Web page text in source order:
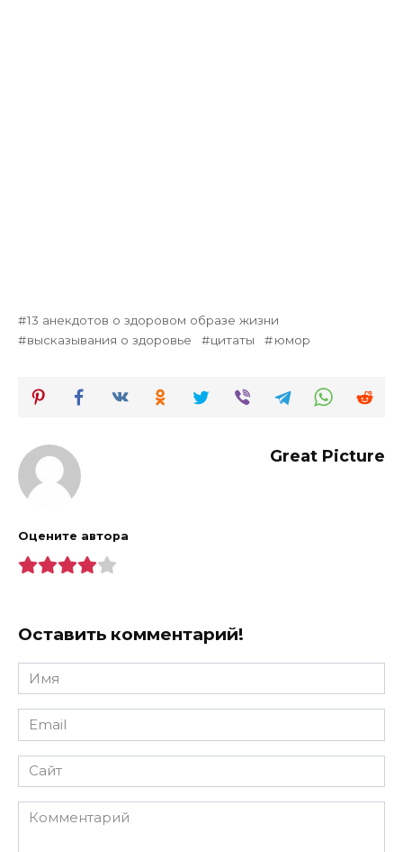
13 анекдотов о здоровом образе жизни
высказывания о здоровье
цитаты юмор
Great Picture
Оцените автора
Оставить комментарий!
Имя
*
Email
*
Сайт
Комментарий